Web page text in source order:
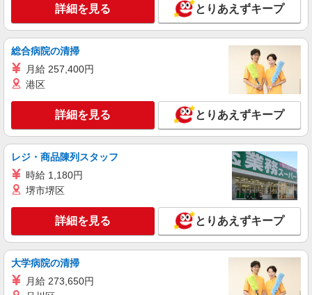
インセンティブ支給(規定有) ★月2回払い・週払い
可能（規程有）★ ゜・。○。・゜+゜・。○。・゜
+゜
キープ 詳細を見る
派遣社員
株式会社シエロ
時給1650円〜1800円（経験・能力による） ※
残業代支給 ★交通費別途支給（規定あり） ゜
+゜・。○。・゜+゜・。○。・゜+゜ 入社祝い金10
万円支給(規定有) お友達を紹介頂くと, インセンテ
ィブ支給(規定有) ★月2回払い・週払い可能（規程
有）★ ゜・。○。・゜+゜・。○。・゜+゜
三重県津市の家電量販店
キープ 詳細を見る
紹介予定派遣
【softbank】人気機種に詳しくなれる携帯販
時給1500円〜1600円（経験・能力による） ※
残業代支給 ★交通費別途支給（規定あり） ゜
+゜・。○。・゜+゜・。○。・゜+゜ 入社祝い金10
万円支給(規定有) お友達を紹介頂くと, インセンテ
詳細を見る とりあえずキープ
総合病院の清掃
月給 257,400円
港区
詳細を見る とりあえずキープ
レジ・商品陳列スタッフ
時給 1,180円
堺市堺区
詳細を見る とりあえずキープ
大学病院の清掃
月給 273,650円